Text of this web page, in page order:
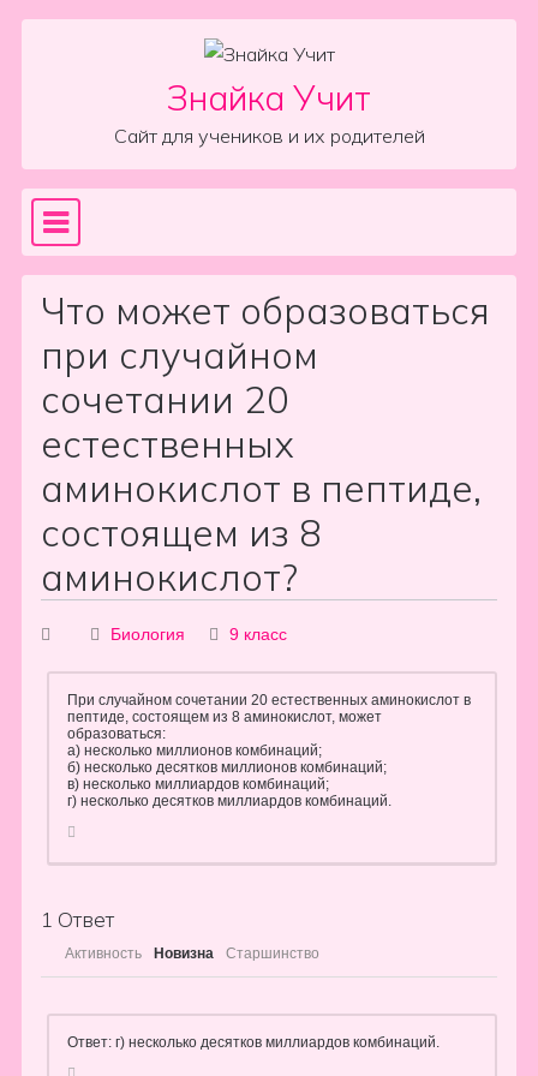
Знайка Учит
Сайт для учеников и их родителей
Main Navigation
Что может образоваться
при случайном
сочетании 20
естественных
аминокислот в пептиде,
состоящем из 8
аминокислот?
Биология 9 класс
При случайном сочетании 20 естественных аминокислот в
пептиде, состоящем из 8 аминокислот, может
образоваться:
а) несколько миллионов комбинаций;
б) несколько десятков миллионов комбинаций;
в) несколько миллиардов комбинаций;
г) несколько десятков миллиардов комбинаций.
1 Ответ
Активность Новизна Старшинство
Ответ: г) несколько десятков миллиардов комбинаций.